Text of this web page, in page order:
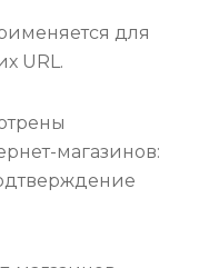
для
URL.
магазинов: